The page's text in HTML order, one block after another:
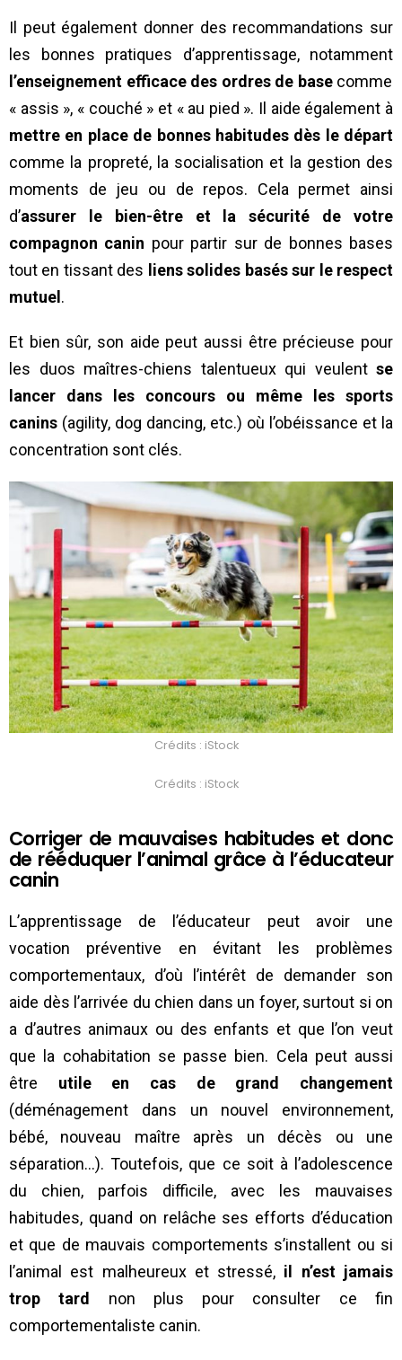
Il peut également donner des recommandations sur
les bonnes pratiques d’apprentissage, notamment
l’enseignement efficace des ordres de basecomme
« assis », « couché » et « au pied ». Il aide également à
mettre en place de bonnes habitudes dès le départ
comme la propreté, la socialisation et la gestion des
moments de jeu ou de repos. Cela permet ainsi
d’assurer le bien-être et la sécurité de votre
compagnon canin pour partir sur de bonnes bases
tout en tissant des liens solides basés sur le respect
mutuel .
Et bien sûr, son aide peut aussi être précieuse pour
les duos maîtres-chiens talentueux qui veulent se
lancer dans les concours ou même les sports
canins (agility, dog dancing, etc.) où l’obéissance et la
concentration sont clés.
Crédits : iStock
Crédits : iStock
Corriger de mauvaises habitudes et donc
de rééduquer l’animal grâce à l’éducateur
canin
L’apprentissage de l’éducateur peut avoir une
vocation préventive en évitant les problèmes
comportementaux, d’où l’intérêt de demander son
aide dès l’arrivée du chien dans un foyer, surtout si on
a d’autres animaux ou des enfants et que l’on veut
que la cohabitation se passe bien. Cela peut aussi
être utile en cas de grand changement
(déménagement dans un nouvel environnement,
bébé, nouveau maître après un décès ou une
séparation…). Toutefois, que ce soit à l’adolescence
du chien, parfois difficile, avec les mauvaises
habitudes, quand on relâche ses efforts d’éducation
et que de mauvais comportements s’installent ou si
l’animal est malheureux et stressé, il n’est jamais
trop tard
non plus pour consulter ce fin
comportementaliste canin.